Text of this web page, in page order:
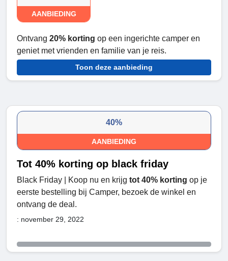
AANBIEDING
Ontvang 20% korting op een ingerichte camper en
geniet met vrienden en familie van je reis.
Toon deze aanbieding
40%
AANBIEDING
Tot 40% korting op black friday
Black Friday | Koop nu en krijg tot 40% korting op je
eerste bestelling bij Camper, bezoek de winkel en
ontvang de deal.
: november 29, 2022